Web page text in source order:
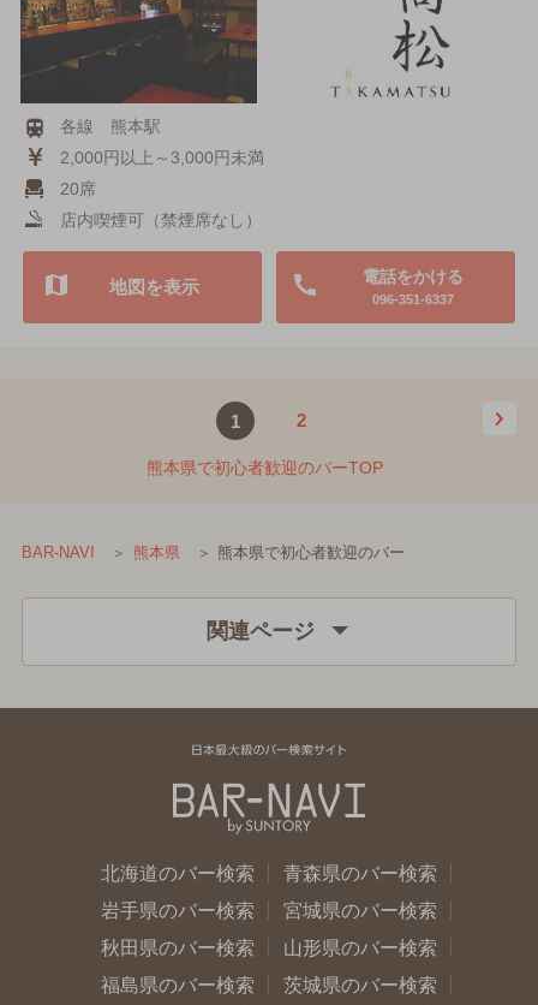
各線 熊本駅
2,000円以上～3,000円未満
20席
店内喫煙可（禁煙席なし）
電話をかける
096-351-6337
地図を表示
1 2
熊本県で初心者歓迎のバーTOP
BAR-NAVI 熊本県 熊本県で初心者歓迎のバー
関連ページ
北海道のバー検索
青森県のバー検索
岩手県のバー検索
宮城県のバー検索
秋田県のバー検索
山形県のバー検索
福島県のバー検索
茨城県のバー検索